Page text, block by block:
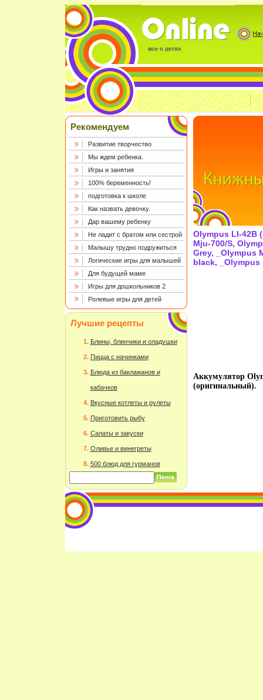
Рекомендуем
Развитие творчество
Мы ждем ребенка.
Игры и занятия
100% беременность!
подготовка к школе
Как назвать девочку.
Дар вашему ребенку
Не ладит с братом или сестрой
Малышу трудно подружиться
Логические игры для малышей
Для будущей маме
Игры для дошкольников 2
Ролевые игры для детей
Лучшие рецепты
Блины, блинчики и оладушки
Пицца с начинками
Блюда из баклажанов и
кабачков
Вкусные котлеты и рулеты
Приготовить рыбу
Салаты и закуски
Оливье и винегреты
500 блюд для гурманов
Olympus LI-42B
Mju-700/S,
Grey, _Olympus
black,
Аккумулятор
(оригинальный).